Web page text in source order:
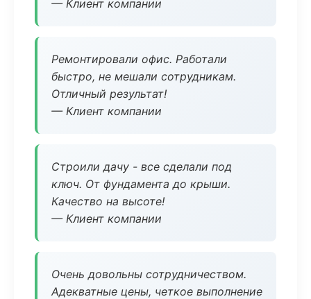
— Клиент компании
Ремонтировали офис. Работали
быстро, не мешали сотрудникам.
Отличный результат!
— Клиент компании
Строили дачу - все сделали под
ключ. От фундамента до крыши.
Качество на высоте!
— Клиент компании
Очень довольны сотрудничеством.
Адекватные цены, четкое выполнение